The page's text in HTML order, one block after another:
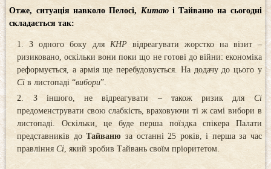
Отже, ситуація навколо Пелосі, Китаю і Тайваню на сьогодні
складається так:
З одного боку для КНР відреагувати жорстко на візит –
ризиковано, оскільки вони поки що не готові до війни: економіка
реформується, а армія ще перебудовується. На додачу до цього у
Сів листопаді “вибори”.
З іншого, не відреагувати – також ризик для Сі
предоменструвати свою слабкість, враховуючи ті ж самі вибори в
листопаді. Оскільки, це буде перша поїздка спікера Палати
представників доТайваню за останні 25 років, і перша за час
правлінняСі , який зробив Тайвань своїм пріоритетом.